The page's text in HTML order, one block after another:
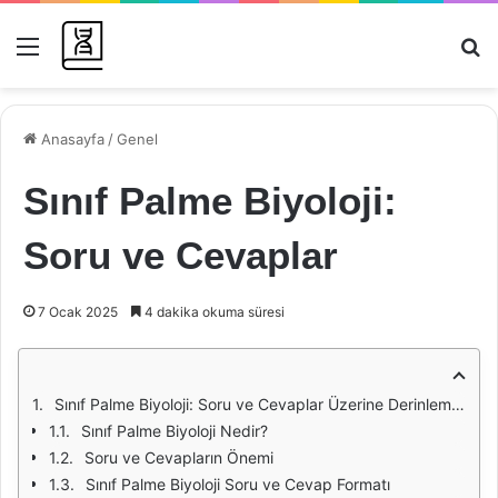
Menü
Anasayfa /Genel
Sınıf Palme Biyoloji:
Soru ve Cevaplar
7 Ocak 2025 4 dakika okuma süresi
Sınıf Palme Biyoloji: Soru ve Cevaplar Üzerine Derinlemesine Bir İnceleme
Sınıf Palme Biyoloji Nedir?
Soru ve Cevapların Önemi
Sınıf Palme Biyoloji Soru ve Cevap Formatı